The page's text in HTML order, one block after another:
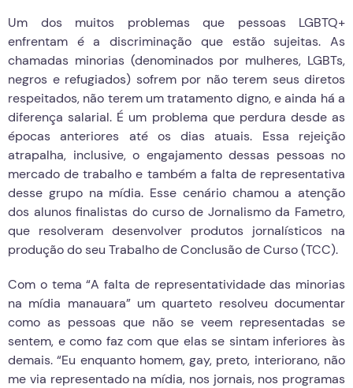
Um dos muitos problemas que pessoas LGBTQ+
enfrentam é a discriminação que estão sujeitas. As
chamadas minorias (denominados por mulheres, LGBTs,
negros e refugiados) sofrem por não terem seus diretos
respeitados, não terem um tratamento digno, e ainda há a
diferença salarial. É um problema que perdura desde as
épocas anteriores até os dias atuais. Essa rejeição
atrapalha, inclusive, o engajamento dessas pessoas no
mercado de trabalho e também a falta de representativa
desse grupo na mídia. Esse cenário chamou a atenção
dos alunos finalistas do curso de Jornalismo da Fametro,
que resolveram desenvolver produtos jornalísticos na
produção do seu Trabalho de Conclusão de Curso (TCC).
Com o tema “A falta de representatividade das minorias
na mídia manauara” um quarteto resolveu documentar
como as pessoas que não se veem representadas se
sentem, e como faz com que elas se sintam inferiores às
demais. “Eu enquanto homem, gay, preto, interiorano, não
me via representado na mídia, nos jornais, nos programas